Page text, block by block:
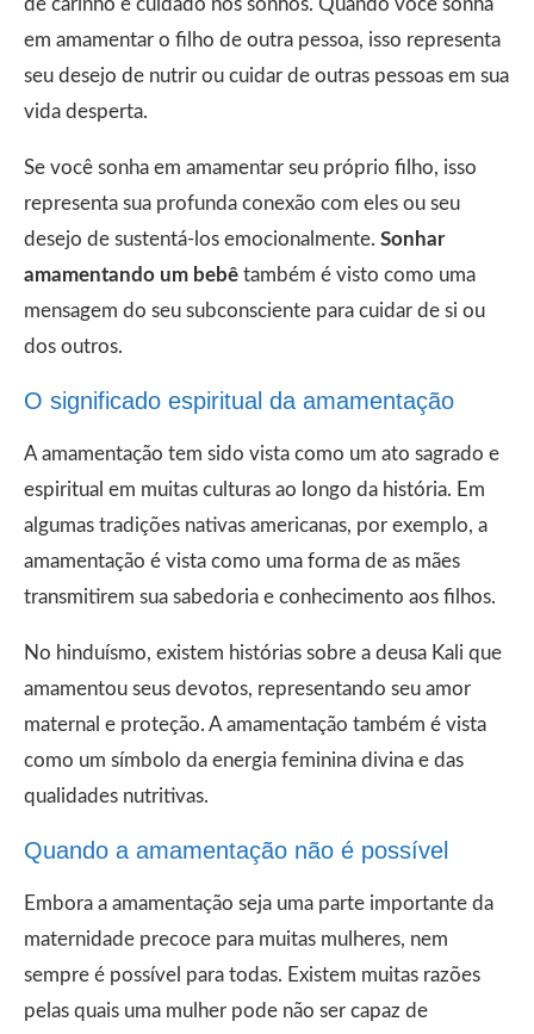
em amamentar o filho de outra pessoa, isso representa
seu desejo de nutrir ou cuidar de outras pessoas em sua
vida desperta.
Se você sonha em amamentar seu próprio filho, isso
representa sua profunda conexão com eles ou seu
desejo de sustentá-los emocionalmente. Sonhar
amamentando um bebê também é visto como uma
mensagem do seu subconsciente para cuidar de si ou
dos outros.
O significado espiritual da amamentação
A amamentação tem sido vista como um ato sagrado e
espiritual em muitas culturas ao longo da história. Em
algumas tradições nativas americanas, por exemplo, a
amamentação é vista como uma forma de as mães
transmitirem sua sabedoria e conhecimento aos filhos.
No hinduísmo, existem histórias sobre a deusa Kali que
amamentou seus devotos, representando seu amor
maternal e proteção. A amamentação também é vista
como um símbolo da energia feminina divina e das
qualidades nutritivas.
Quando a amamentação não é possível
Embora a amamentação seja uma parte importante da
maternidade precoce para muitas mulheres, nem
sempre é possível para todas. Existem muitas razões
pelas quais uma mulher pode não ser capaz de